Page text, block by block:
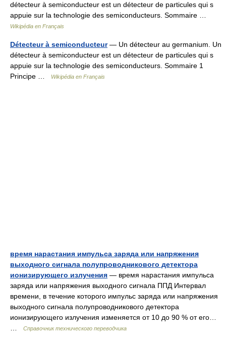
détecteur à semiconducteur est un détecteur de particules qui s
appuie sur la technologie des semiconducteurs. Sommaire …
Wikipédia en Français
Détecteur à semiconducteur— Un détecteur au germanium. Un
détecteur à semiconducteur est un détecteur de particules qui s
appuie sur la technologie des semiconducteurs. Sommaire 1
Principe …
Wikipédia en Français
время нарастания импульса заряда или напряжения
выходного сигнала полупроводникового детектора
ионизирующего излучения — время нарастания импульса
заряда или напряжения выходного сигнала ППД Интервал
времени, в течение которого импульс заряда или напряжения
выходного сигнала полупроводникового детектора
ионизирующего излучения изменяется от 10 до 90 % от его…
Справочник технического переводчика